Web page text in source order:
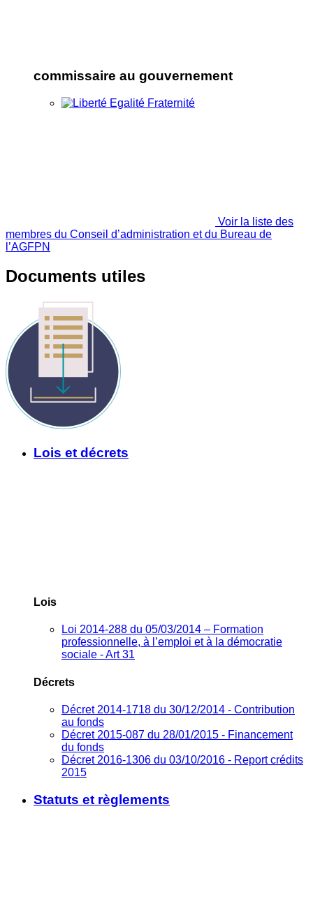
commissaire au gouvernement
Voir la liste des
membres du Conseil d’administration et du Bureau de
l’AGFPN
Documents utiles
Lois et décrets
Lois
Loi 2014-288 du 05/03/2014 – Formation
professionnelle, à l’emploi et à la démocratie
sociale - Art 31
Décrets
Décret 2014-1718 du 30/12/2014 - Contribution
au fonds
Décret 2015-087 du 28/01/2015 - Financement
du fonds
Décret 2016-1306 du 03/10/2016 - Report crédits
2015
Statuts et règlements